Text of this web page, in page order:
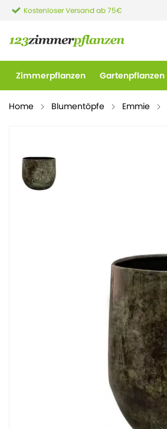
Kostenloser Versand ab 75€
Zimmerpflanzen Gartenpflanzen
Home Blumentöpfe Emmie